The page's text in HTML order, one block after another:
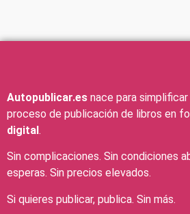
Autopublicar.es nace para
proceso de publicación de libros en
digital.
Sin complicaciones. Sin condiciones
esperas. Sin precios elevados.
Si quieres publicar, publica. Sin más.